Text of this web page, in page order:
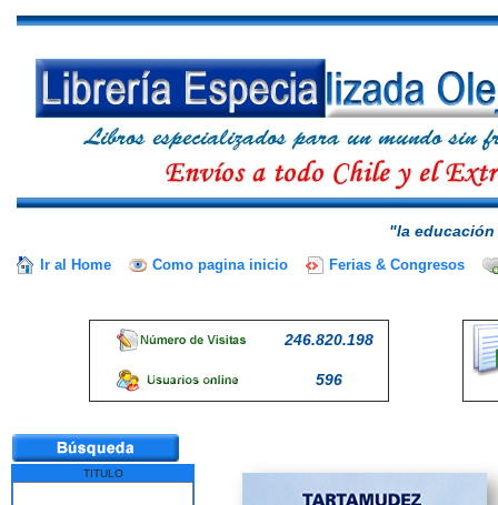
"la
Ir al Home Como pagina inicio Ferias & Congresos
246.820.198
596
TITULO